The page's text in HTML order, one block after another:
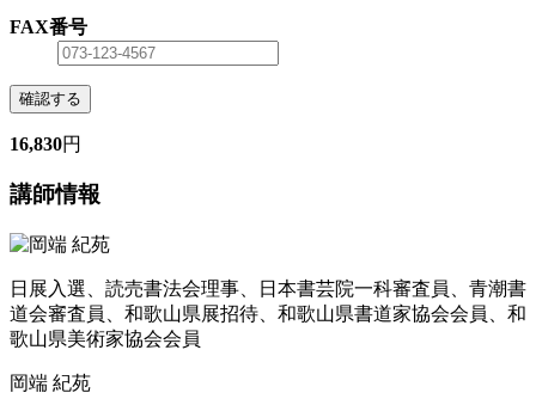
FAX番号
確認する
16,830円
講師情報
日展入選、読売書法会理事、日本書芸院一科審査員、青潮書
道会審査員、和歌山県展招待、和歌山県書道家協会会員、和
歌山県美術家協会会員
岡端 紀苑